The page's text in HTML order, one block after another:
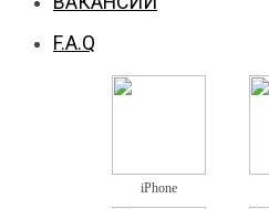
F.A.Q
iPhone